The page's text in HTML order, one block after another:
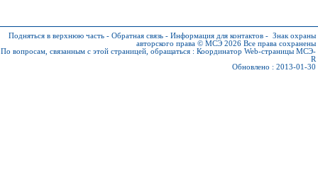
Подняться в верхнюю часть - Обратная связь - Информация для контактов - Знак охраны
авторского права © МСЭ 2026 Все права сохранены
По вопросам, связанным с этой страницей, обращаться : Координатор Web-страницы МСЭ-
R
Обновлено : 2013-01-30